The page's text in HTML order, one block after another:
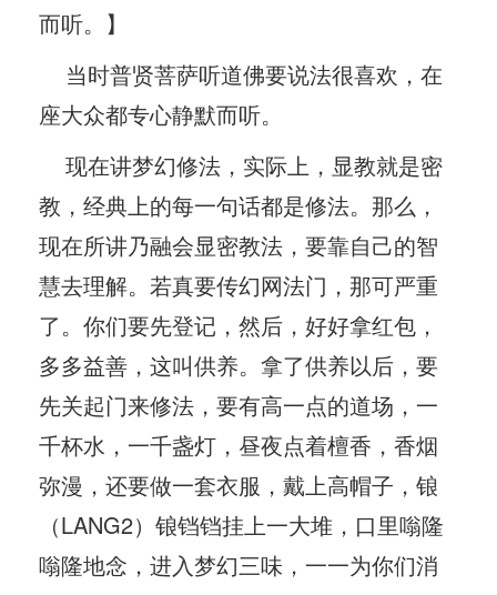
而听。】
当时普贤菩萨听道佛要说法很喜欢，在
座大众都专心静默而听。
现在讲梦幻修法，实际上，显教就是密
教，经典上的每一句话都是修法。那么，
现在所讲乃融会显密教法，要靠自己的智
慧去理解。若真要传幻网法门，那可严重
了。你们要先登记，然后，好好拿红包，
多多益善，这叫供养。拿了供养以后，要
先关起门来修法，要有高一点的道场，一
千杯水，一千盏灯，昼夜点着檀香，香烟
弥漫，还要做一套衣服，戴上高帽子，锒
（LANG2）锒铛铛挂上一大堆，口里嗡隆
嗡隆地念，进入梦幻三味，一一为你们消